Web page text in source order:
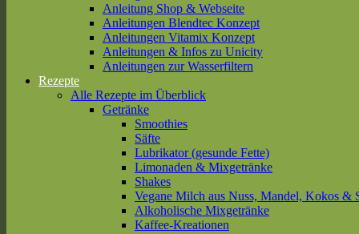
Anleitung Shop & Webseite
Anleitungen Blendtec Konzept
Anleitungen Vitamix Konzept
Anleitungen & Infos zu Unicity
Anleitungen zur Wasserfiltern
Rezepte
Alle Rezepte im Überblick
Getränke
Smoothies
Säfte
Lubrikator (gesunde Fette)
Limonaden & Mixgetränke
Shakes
Vegane Milch aus Nuss, Mandel, Kokos &
Alkoholische Mixgetränke
Kaffee-Kreationen